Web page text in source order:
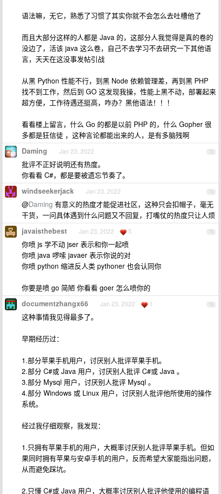
语法嘛，无它，熟悉了习惯了其实你就不会怎么去吐槽他了
而且大部分这样的人都是 Java 的，这部分人我觉得是真的卷的
没边了，活该 java 这么卷，自己不去学习不去研究一下其他语
言，天天在这没事发帖引战
从黑 Python 性能不行，到黑 Node 依赖管理差，再到黑 PHP
找不到工作，然后到 GO 这发现我操，性能上黑不动，部署起来
超方便，工作待遇还挺高，咋办？黑他语法！！！
看看楼上留言，什么 Go 的都是以前 PHP 的，什么 Gopher 很
多都是狂信徒 ，这种言论都能出来的人，是有多脑残啊
73
Daming Jan 23, 2022
批评不正好说明还有热度。
你看看 C#，都是要被遗忘节奏了。
74
windseekerjack Jan 23, 2022
@Daming 有意义的热度才能促进社区，这种只会扣帽子，毫无
干货，一问具体遇到什么问题又不回复，打嘴仗的热度只让人烦
75
javaisthebest Jan 23, 2022 5
你喷 js 学不动 jser 表示和你一起喷
你喷 java 啰嗦 javaer 表示你说的对
你喷 python 缩进反人类 pythoner 也会认同你
你要是喷 go 简陋 你看看 goer 怎么喷你的
76
documentzhangx66 Jan 23, 2022 1
这种事情我见得最多了。
早期经历过：
1.部分苹果手机用户，讨厌别人批评苹果手机。
2.部分 C#或 Java 用户，讨厌别人批评 C#或 Java 。
3.部分 Mysql 用户，讨厌别人批评 Mysql 。
4.部分 Windows 或 Linux 用户，讨厌别人批评他所使用的操作
系统。
经过我仔细观察，我发现：
1.只拥有苹果手机的用户，大概率讨厌别人批评苹果手机。但如
果同时拥有苹果与安卓手机的用户，反而希望大家能指出问题，
从而避免踩坑。
2.只懂 C#或 Java 用户，大概率讨厌别人批评他使用的编程语